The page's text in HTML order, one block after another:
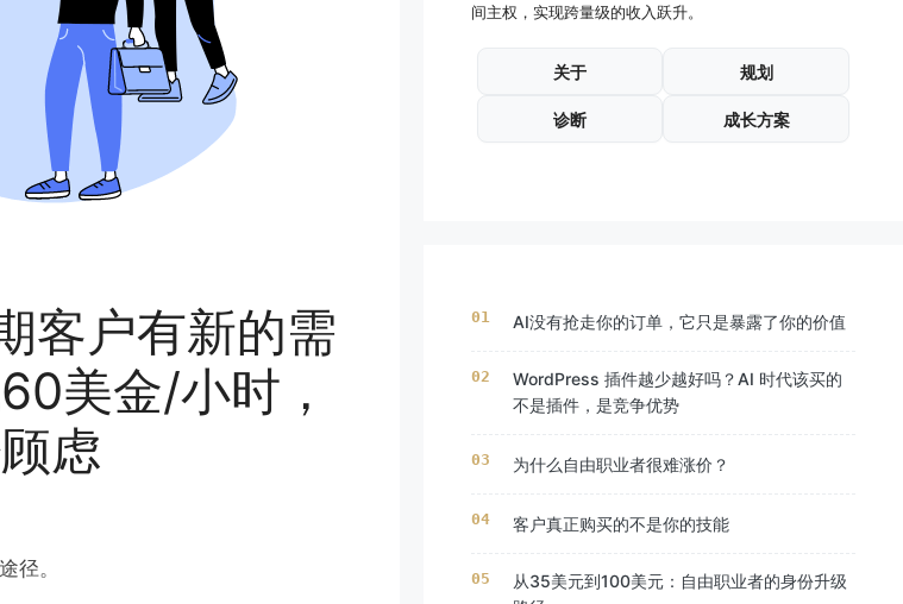
客户有新的需
美金/小时，
虑
径。
间主权，实现跨量级的收入跃升。
关于 规划
诊断 成长方案
AI没有抢走你的订单，它只是暴露了你的价值
WordPress 插件越少越好吗？AI 时代该买的
不是插件，是竞争优势
为什么自由职业者很难涨价？
客户真正购买的不是你的技能
从35美元到100美元：自由职业者的身份升级